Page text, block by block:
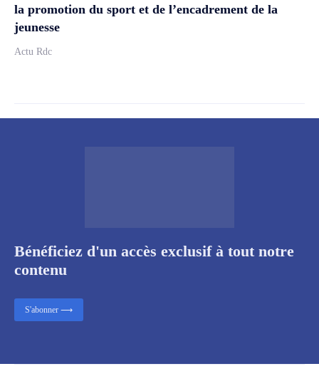
la promotion du sport et de l’encadrement de la
jeunesse
Actu Rdc
Bénéficiez d'un accès exclusif à tout notre
contenu
S'abonner ⟶